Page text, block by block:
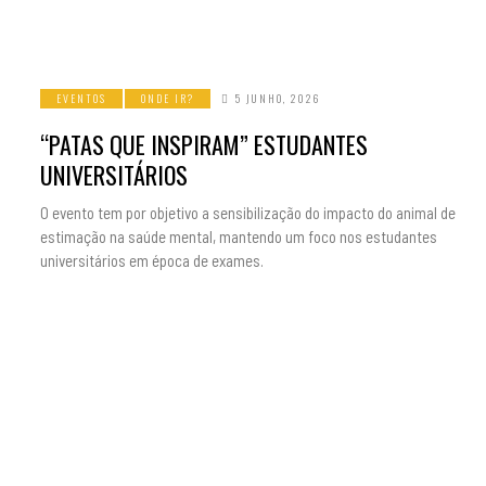
EVENTOS ONDE IR? 5 JUNHO, 2026
“PATAS QUE INSPIRAM” ESTUDANTES
UNIVERSITÁRIOS
O evento tem por objetivo a sensibilização do impacto do animal de
estimação na saúde mental, mantendo um foco nos estudantes
universitários em época de exames.